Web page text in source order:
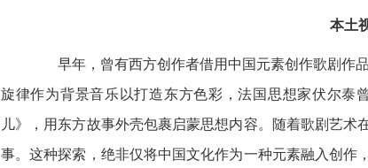
本土
早年，曾有西方创作者借用中国元素创作歌剧作品
旋律作为背景音乐以打造东方色彩，法国思想家伏尔泰
儿》，用东方故事外壳包裹启蒙思想内容。随着歌剧艺
事。这种探索，绝非仅将中国文化作为一种元素融入创